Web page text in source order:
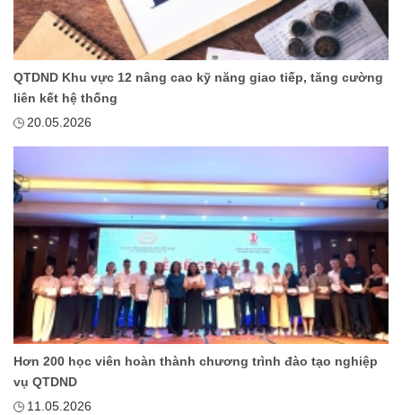
QTDND Khu vực 12 nâng cao kỹ năng giao tiếp, tăng cường
liên kết hệ thống
20.05.2026
Hơn 200 học viên hoàn thành chương trình đào tạo nghiệp
vụ QTDND
11.05.2026